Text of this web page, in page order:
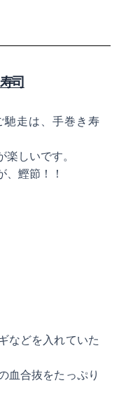
司
馳走は、手巻き寿
しいです。
、鰹節！！
などを入れていた
血合抜をたっぷり